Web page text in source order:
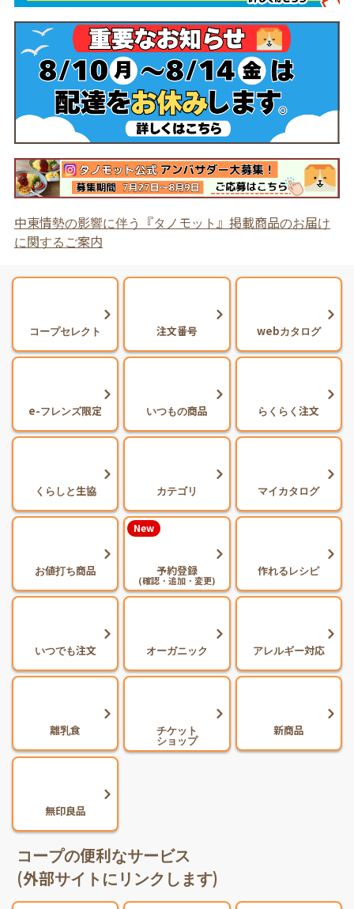
中東情勢の影響に伴う『タノモット』掲載商品のお届け
に関するご案内
コープセレクト 注文番号 webカタログ
e-フレンズ限定 いつもの商品 らくらく注文
くらしと生協 カテゴリ マイカタログ
お値打ち商品 予約登録
(確認・追加・変更)
New
作れるレシピ
いつでも注文 オーガニック アレルギー対応
離乳食 チケット
ショップ
新商品
無印良品
コープの便利なサービス
(外部サイトにリンクします)